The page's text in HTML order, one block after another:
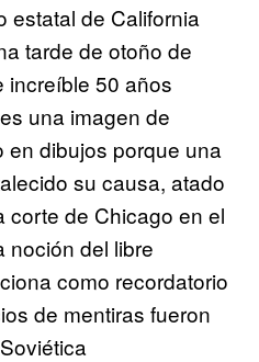
estatal de California
tarde de otoño de
increíble 50 años
una imagen de
en dibujos porque una
su causa, atado
corte de Chicago en el
noción del libre
como recordatorio
de mentiras fueron